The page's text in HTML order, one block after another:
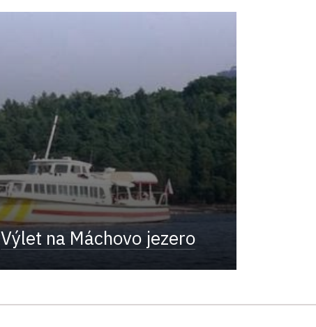
Výlet na Máchovo jezero